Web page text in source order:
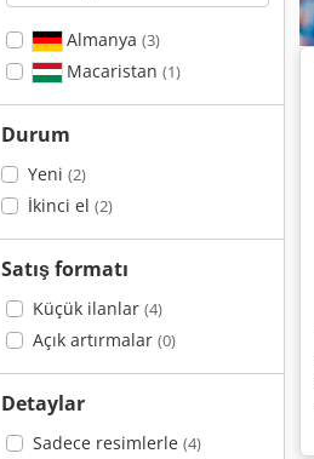
Almanya (3)
Macaristan (1)
Durum
Yeni (2)
İkinci el (2)
Satış formatı
Küçük ilanlar (4)
Açık artırmalar (0)
Detaylar
Sadece resimlerle (4)